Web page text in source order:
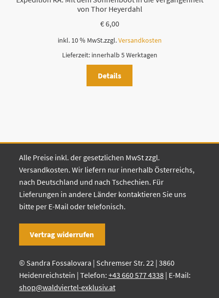
von Thor Heyerdahl
€6,00
inkl. 10 % MwSt.zzgl.Versandkosten
Lieferzeit: innerhalb 5 Werktagen
Details
Alle Preise inkl. der gesetzlichen MwSt zzgl.
Versandkosten. Wir liefern nur innerhalb Österreichs,
nach Deutschland und nach Tschechien. Für
Lieferungen in andere Länder kontaktieren Sie uns
bitte per E-Mail oder telefonisch.
Vertrag widerrufen
© Sandra Fossalovara | Schremser Str. 22 | 3860
Heidenreichstein | Telefon: +43 660 577 4338| E-Mail:
shop@waldviertel-exklusiv.at